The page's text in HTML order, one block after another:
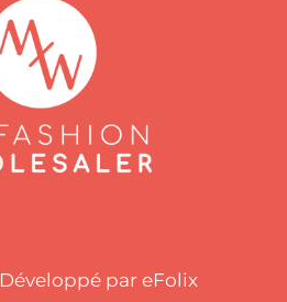
Développé par eFolix